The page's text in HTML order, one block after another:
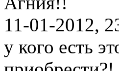
11-01-2012,
у кого есть